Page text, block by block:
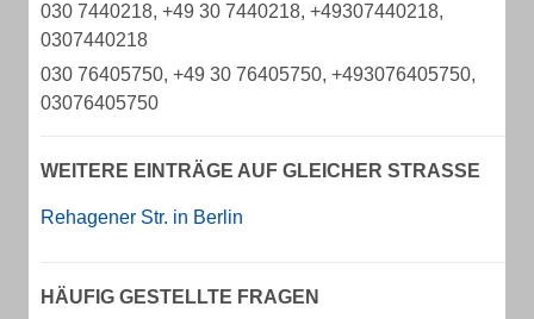
030 7440218, +49 30 7440218, +49307440218,
0307440218
030 76405750, +49 30 76405750, +493076405750,
03076405750
WEITERE EINTRÄGE AUF GLEICHER STRASSE
Rehagener Str. in Berlin
HÄUFIG GESTELLTE FRAGEN